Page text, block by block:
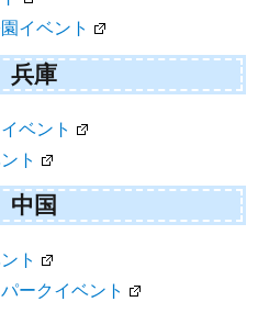
イベント
兵庫
ベント
ト
中国
ト
ークイベント